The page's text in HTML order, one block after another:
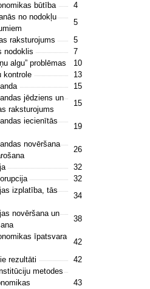
būtība
4
no nodokļu
5
raksturojums
5
nodoklis
7
algu” problēmas
10
kontrole
13
15
jēdziens un
raksturojums
15
iecienītās
19
novēršana
26
32
32
izplatība, tās
34
novēršana un
38
īpatsvara
42
rezultāti 42
metodes
43